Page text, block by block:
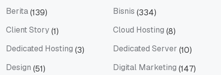
Berita(139) Bisnis (334)
Client Story(1) Cloud Hosting (8)
Dedicated Hosting (3) Dedicated Server (10)
Design (51) Digital Marketing (147)